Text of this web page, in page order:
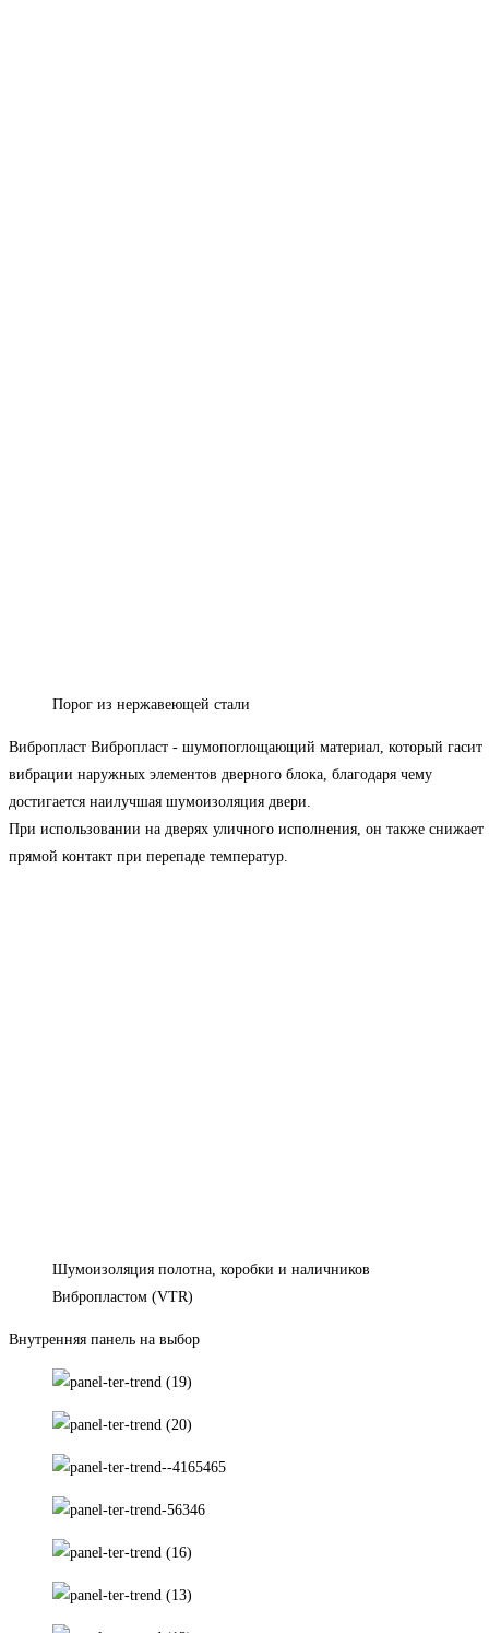
Порог из нержавеющей стали
Вибропласт Вибропласт - шумопоглощающий материал, который гасит
вибрации наружных элементов дверного блока, благодаря чему
достигается наилучшая шумоизоляция двери.
При использовании на дверях уличного исполнения, он также снижает
прямой контакт при перепаде температур.
Шумоизоляция полотна, коробки и наличников
Вибропластом (VTR)​
Внутренняя панель на выбор